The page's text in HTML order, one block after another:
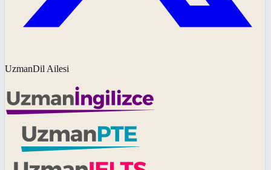
UzmanDil Ailesi